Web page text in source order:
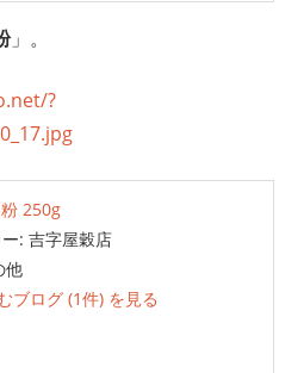
」。
250g
: 吉字屋穀店
他
ブログ (1件) を見る